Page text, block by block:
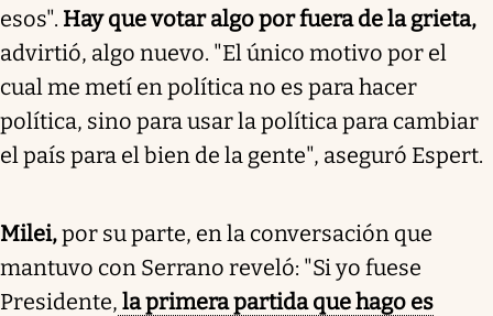
esos". Hay que votar algo por fuera de la grieta,
advirtió, algo nuevo. "El único motivo por el
cual me metí en política no es para hacer
política, sino para usar la política para cambiar
el país para el bien de la gente", aseguró Espert.
Milei,por su parte, en la conversación que
mantuvo con Serrano reveló: "Si yo fuese
Presidente, la primera partida que hago es